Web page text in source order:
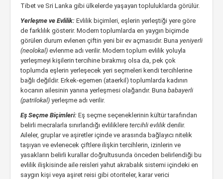
Tibet ve Sri Lanka gibi ülkelerde yaşayan topluluklarda görülür.
Yerleşme ve Evlilik: Evlilik biçimleri, eşlerin yerleştiği yere göre
de farklılık gösterir. Modern toplumlarda en yaygın biçimde
görülen durum evlenen çiftin yeni bir ev açmasıdır. Buna yeniyerli
(neolokal) evlenme adı verilir. Modern toplum evlilik yoluyla
yerleşmeyi kişilerin tercihine bırakmış olsa da, pek çok
toplumda eşlerin yerleşecek yeri seçmeleri kendi tercihlerine
bağlı değildir. Erkek-egemen (ataerkil) toplumlarda kadının
kocanın ailesinin yanına yerleşmesi olağandır. Buna babayerli
(patrilokal) yerleşme adı verilir.
Eş Seçme Biçimleri: Eş seçme seçeneklerinin kültür tarafından
belirli mecralarla sınırlandığı evliliklere tercihli evlilikdenilir.
Aileler, gruplar ve aşiretler içinde ve arasında bağlayıcı nitelik
taşıyan ve evlenecek çiftlere ilişkin tercihlerin, izinlerin ve
yasakların belirli kurallar doğrultusunda önceden belirlendiği bu
evlilik ilişkisinde aile reisleri yahut akrabalık sistemi içindeki en
saygın kişi veya aşiret reisi gibi otoriteler, karar verici